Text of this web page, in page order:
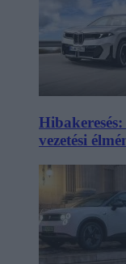
vezetési